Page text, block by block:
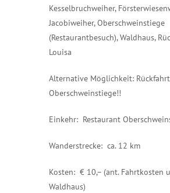
Kesselbruchweiher,
Jacobiweiher, Oberschweinstiege
(Restaurantbesuch), Waldhaus,
Louisa
Alternative Möglichkeit:
Oberschweinstiege!!
Einkehr: Restaurant
Wanderstrecke: ca. 12 km
Kosten: € 10,– (ant. Fahrtkosten
Waldhaus)